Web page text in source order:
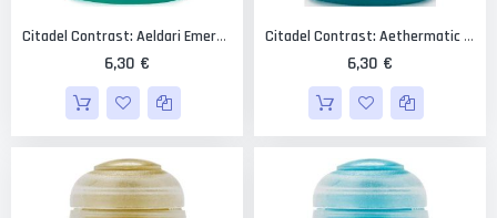
Citadel Contrast: Aeldari Emerald 18 Ml.
6,30 €
Citadel Contrast: Aethermatic Blue 18 Ml.
6,30 €